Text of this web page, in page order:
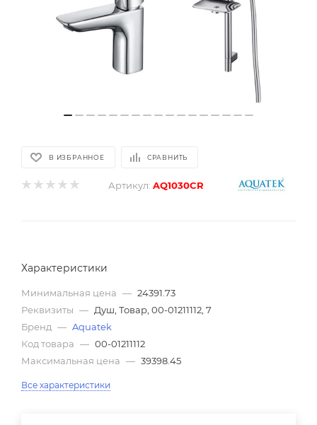
В ИЗБРАННОЕ СРАВНИТЬ
Артикул: AQ1030CR
Характеристики
Минимальная цена — 24391.73
Реквизиты — Душ, Товар, 00-01211112, 7
Бренд — Aquatek
Код товара — 00-01211112
Максимальная цена — 39398.45
Все характеристики